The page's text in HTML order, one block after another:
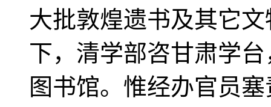
大批敦煌遗书及其它
下，清学部咨甘肃学
图书馆。惟经办官员